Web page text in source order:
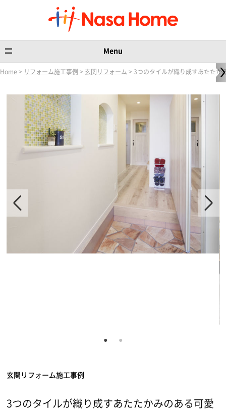
Menu
Home > リフォーム施工事例 > 玄関リフォーム > 3つのタイルが織り成すあたたか
玄関リフォーム施工事例
3つのタイルが織り成すあたたかみのある可愛